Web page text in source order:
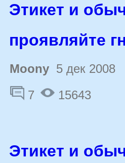
Этикет и
проявляйте
Moony 5 дек 2008
7
15643
Этикет и